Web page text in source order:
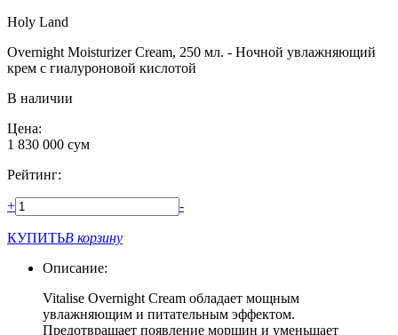
Holy Land
Overnight Moisturizer Cream, 250 мл. - Ночной увлажняющий
крем с гиалуроновой кислотой
В наличии
Цена:
1 830 000 сум
Рейтинг:
+ -
КУПИТЬВ корзину
Описание:
Vitalise Overnight Cream обладает мощным
увлажняющим и питательным эффектом.
Предотвращает появление морщин и уменьшает